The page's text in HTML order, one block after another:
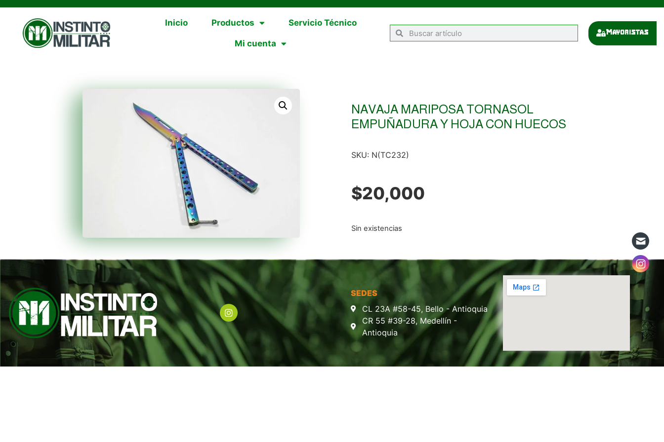
Inicio Productos Servicio Técnico
Mi cuenta
Mayoristas
NAVAJA MARIPOSA TORNASOL
EMPUÑADURA Y HOJA CON HUECOS
SKU: N(TC232)
$20,000
Sin existencias
SEDES
CL 23A #58-45, Bello - Antioquia
CR 55 #39-28, Medellín -
Antioquia